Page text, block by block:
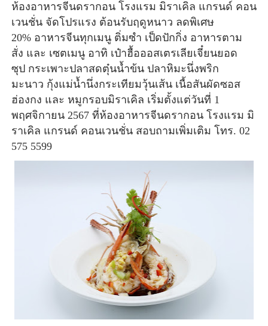
ห้องอาหารจีนดรากอน โรงแรม มิราเคิล แกรนด์ คอน
เวนชั่นจัดโปรแรง ต้อนรับฤดูหนาว ลดพิเศษ
20% อาหารจีนทุกเมนู ติ่มซำ เป็ดปักกิ่ง อาหารตาม
สั่ง และ เซตเมนู อาทิ เป๋าฮื้อออสเตรเลียเจี๋ยนยอด
ซุป กระเพาะปลาสดตุ๋นน้ำข้น ปลาหิมะนึ่งพริก
มะนาว กุ้งแม่น้ำนึ่งกระเทียมวุ้นเส้น เนื้อสันผัดซอส
ฮ่องกง และ หมูกรอบมิราเคิล เริ่มตั้งแต่วันที่ 1
พฤศจิกายน 2567 ที่ห้องอาหารจีนดรากอน โรงแรม มิ
ราเคิล แกรนด์ คอนเวนชั่น สอบถามเพิ่มเติม โทร. 02
575 5599